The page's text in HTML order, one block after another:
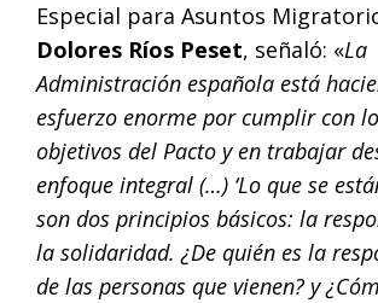
Especial para Asuntos
Dolores Ríos Peset, señaló: «La
Administración española está
esfuerzo enorme por cumplir con
objetivos del Pacto y en trabajar
enfoque integral (…) ‘Lo que se
son dos principios básicos: la
la solidaridad. ¿De quién es la
de las personas que vienen? y